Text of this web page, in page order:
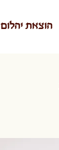
הוצאת יהלום